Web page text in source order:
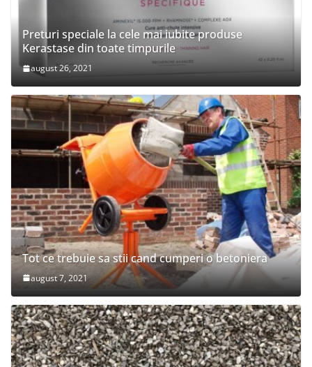
Preturi speciale la cele mai iubite produse
Kerastase din toate timpurile
august 26, 2021
Tot ce trebuie sa stii cand cumperi o betoniera
august 7, 2021